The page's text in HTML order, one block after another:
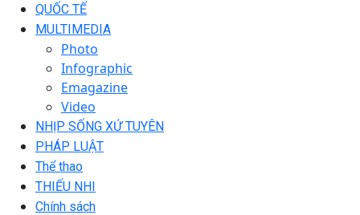
QUỐC TẾ
MULTIMEDIA
Photo
Infographic
Emagazine
Video
NHỊP SỐNG XỨ TUYÊN
PHÁP LUẬT
Thể thao
THIẾU NHI
Chính sách